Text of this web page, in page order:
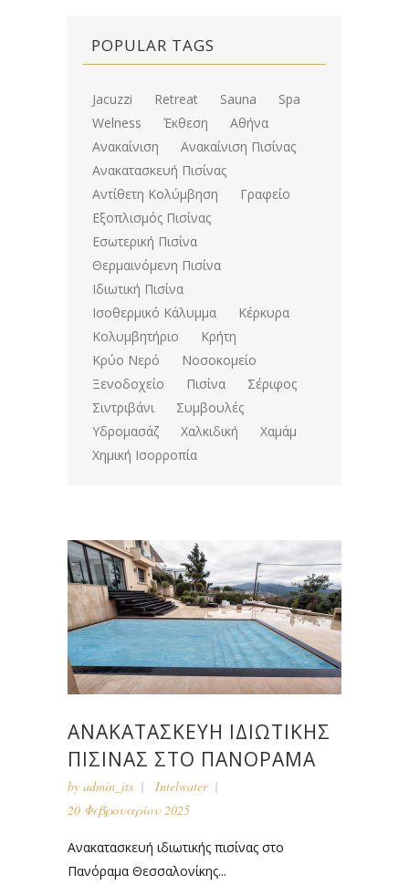
POPULAR TAGS
Jacuzzi Retreat Sauna
Spa
Welness
Έκθεση
Αθήνα
Ανακαίνιση
Ανακαίνιση Πισίνας
Ανακατασκευή Πισίνας
Αντίθετη Κολύμβηση
Γραφείο
Εξοπλισμός Πισίνας
Εσωτερική Πισίνα
Θερμαινόμενη Πισίνα
Ιδιωτική Πισίνα
Ισοθερμικό Κάλυμμα
Κέρκυρα
Κολυμβητήριο
Κρήτη
Κρύο Νερό
Νοσοκομείο
Ξενοδοχείο
Πισίνα
Σέριφος
Σιντριβάνι
Συμβουλές
Υδρομασάζ
Χαλκιδική
Χαμάμ
Χημική Ισορροπία
ΑΝΑΚΑΤΑΣΚΕΥΉ ΙΔΙΩΤΙΚΉΣ
ΠΙΣΊΝΑΣ ΣΤΟ ΠΑΝΌΡΑΜΑ
by admin_its
Intelwater
20 Φεβρουαρίου 2025
Ανακατασκευή ιδιωτικής πισίνας στο
Πανόραμα Θεσσαλονίκης...